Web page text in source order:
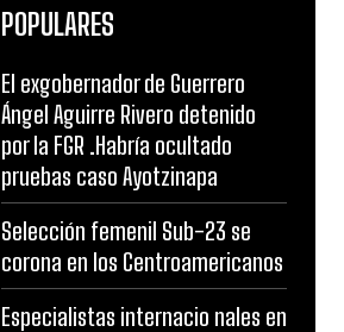
POPULARES
El exgobernador de Guerrero
Ángel Aguirre Rivero detenido
por la FGR .Habría ocultado
pruebas caso Ayotzinapa
Selección femenil Sub-23 se
corona en los Centroamericanos
Especialistas internacio nales en